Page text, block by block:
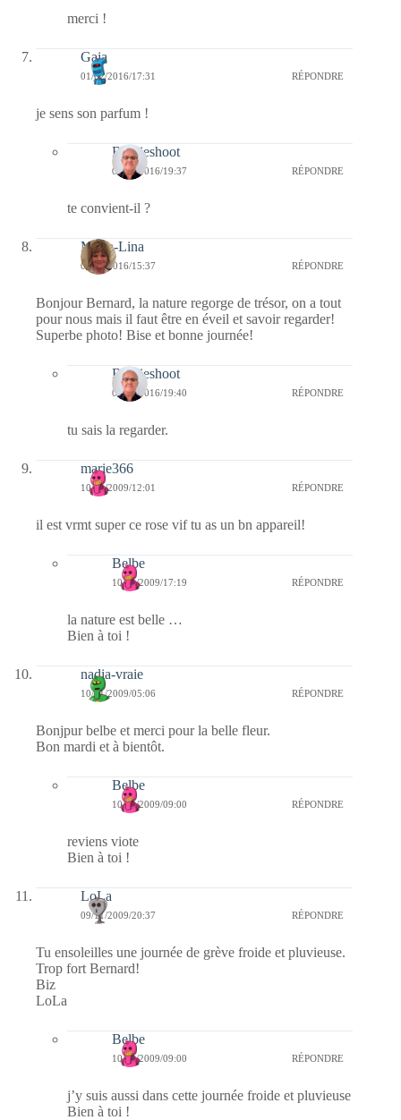
merci !
Gaia
01/02/2016/17:31 RÉPONDRE
je sens son parfum !
Bernieshoot
04/02/2016/19:37 RÉPONDRE
te convient-il ?
Maria-Lina
01/02/2016/15:37 RÉPONDRE
Bonjour Bernard, la nature regorge de trésor, on a tout
pour nous mais il faut être en éveil et savoir regarder!
Superbe photo! Bise et bonne journée!
Bernieshoot
04/02/2016/19:40 RÉPONDRE
tu sais la regarder.
marie366
10/11/2009/12:01 RÉPONDRE
il est vrmt super ce rose vif tu as un bn appareil!
Belbe
10/11/2009/17:19 RÉPONDRE
la nature est belle …
Bien à toi !
nadia-vraie
10/11/2009/05:06 RÉPONDRE
Bonjpur belbe et merci pour la belle fleur.
Bon mardi et à bientôt.
Belbe
10/11/2009/09:00 RÉPONDRE
reviens viote
Bien à toi !
LoLa
09/11/2009/20:37 RÉPONDRE
Tu ensoleilles une journée de grève froide et pluvieuse.
Trop fort Bernard!
Biz
LoLa
Belbe
10/11/2009/09:00 RÉPONDRE
j’y suis aussi dans cette journée froide et pluvieuse
Bien à toi !